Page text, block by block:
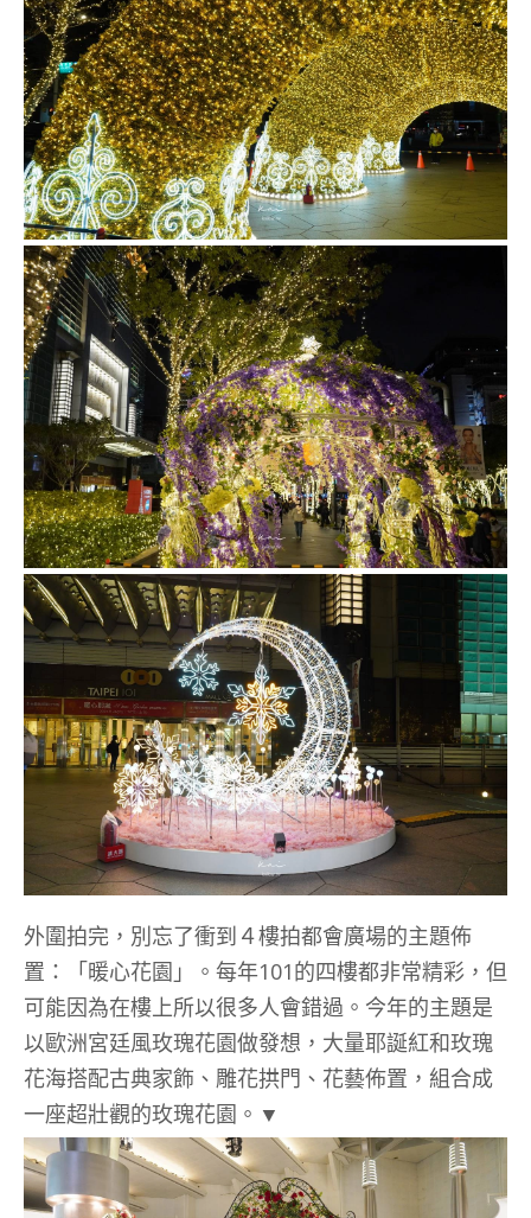
外圍拍完，別忘了衝到４樓拍都會廣場的主題佈
置：「暖心花園」。每年101的四樓都非常精彩，但
可能因為在樓上所以很多人會錯過。今年的主題是
以歐洲宮廷風玫瑰花園做發想，大量耶誕紅和玫瑰
花海搭配古典家飾、雕花拱門、花藝佈置，組合成
一座超壯觀的玫瑰花園。▼